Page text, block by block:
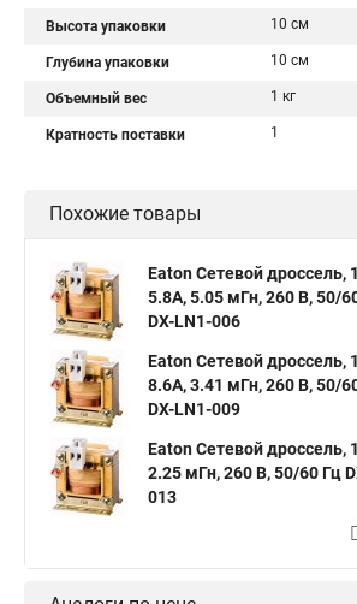
Высота упаковки 10 см
Глубина упаковки 10 см
Объемный вес 1 кг
Кратность поставки 1
Похожие товары
Eaton Сетевой дроссель,
5.8A, 5.05 мГн, 260 В, 50/
DX-LN1-006
Eaton Сетевой дроссель,
8.6A, 3.41 мГн, 260 В, 50/
DX-LN1-009
Eaton Сетевой дроссель,
2.25 мГн, 260 В, 50/60 Гц
013